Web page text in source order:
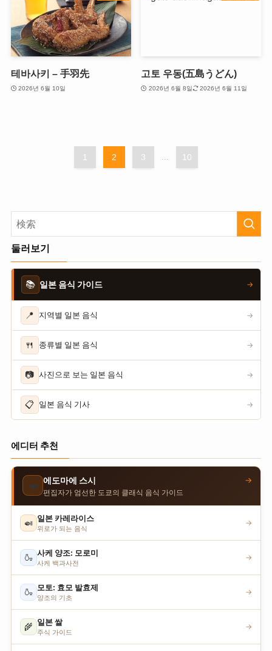
테바사키 – 手羽先
2026년 6월 10일
고토 우동(五島うどん)
2026년 6월 8일 2026년 6월 11일
1 2 3 ... 10
둘러보기
📚 일본 음식 가이드 →
📍 지역별 일본 음식 →
🍴 종류별 일본 음식 →
📷 사진으로 보는 일본 음식 →
📋 일본 음식 기사 →
에디터 추천
🍣 에도마에 스시
편집자가 엄선한 도쿄의 클래식 음식 가이드
→
🍛 일본 카레라이스
위로가 되는 음식
→
🍶 사케 양조: 모로미
사케 백과사전
→
🍶 모토: 효모 발효제
양조의 기초
→
🌾 일본 쌀
주식 가이드
→